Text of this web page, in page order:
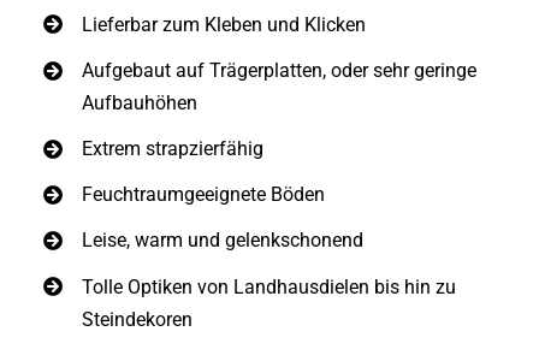
Lieferbar zum Kleben und Klicken
Aufgebaut auf Trägerplatten, oder sehr geringe
Aufbauhöhen
Extrem strapzierfähig
Feuchtraumgeeignete Böden
Leise, warm und gelenkschonend
Tolle Optiken von Landhausdielen bis hin zu
Steindekoren